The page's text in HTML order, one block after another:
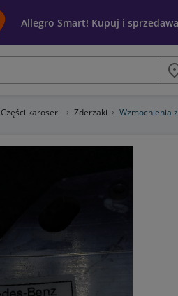
Allegro Smart! Kupuj i
Części karoserii Zderzaki Wzmocnienia